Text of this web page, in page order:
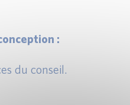
:
du conseil.